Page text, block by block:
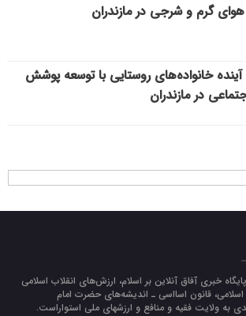
هوای گرم و شرجی در مازندران
آینده خانواده‌های روستایی با توسعه پوشش
در مازندران
خبری آفاق آنلاین بر اسلام، ارزش‌هاي انقلاب اسلامي
قانون اسااسی ـ انديشه‌هاي حضرت امام
به ولايت فقيه و منافع و ارزشهاي ملي استواراست.